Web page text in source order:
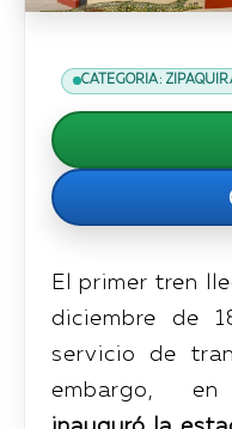
CATEGORIA:
El primer tren
diciembre de
servicio de
embargo,